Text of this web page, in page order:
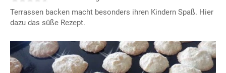
Terrassen backen macht besonders ihren Kindern Spaß. Hier
dazu das süße Rezept.